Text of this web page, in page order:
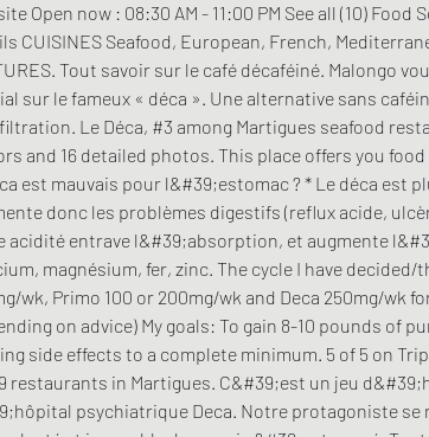
Open now : 08:30 AM - 11:00 PM See all (10) Food
CUISINES Seafood, European, French,
Tout savoir sur le café décaféiné. Malongo
sur le fameux « déca ». Une alternative sans
Le Déca, #3 among Martigues seafood
and 16 detailed photos. This place offers you
est mauvais pour l&#39;estomac ? * Le déca est
donc les problèmes digestifs (reflux acide,
acidité entrave l&#39;absorption, et augmente
magnésium, fer, zinc. The cycle I have
wk, Primo 100 or 200mg/wk and Deca 250mg/wk
on advice) My goals: To gain 8-10 pounds of
side effects to a complete minimum. 5 of 5 on
restaurants in Martigues. C&#39;est un jeu
psychiatrique Deca. Notre protagoniste se